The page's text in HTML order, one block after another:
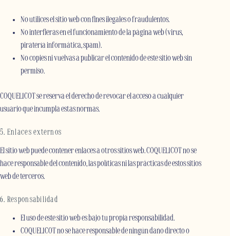
No utilices el sitio web con fines ilegales o fraudulentos.
No interfieras en el funcionamiento de la página web (virus,
piratería informática, spam).
No copies ni vuelvas a publicar el contenido de este sitio web sin
permiso.
COQUELICOT se reserva el derecho de revocar el acceso a cualquier
usuario que incumpla estas normas.
5. Enlaces externos
El sitio web puede contener enlaces a otros sitios web. COQUELICOT no se
hace responsable del contenido, las políticas ni las prácticas de estos sitios
web de terceros.
6. Responsabilidad
El uso de este sitio web es bajo tu propia responsabilidad.
COQUELICOT no se hace responsable de ningún daño directo o